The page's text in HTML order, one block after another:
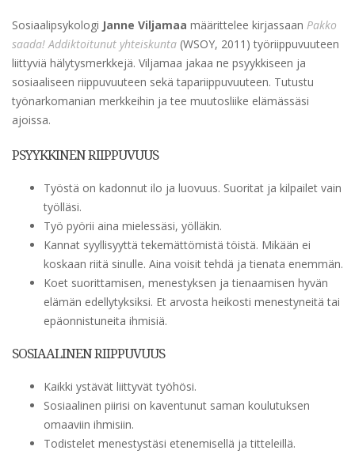
Sosiaalipsykologi Janne Viljamaa määrittelee kirjassaan Pakko
saada! Addiktoitunut yhteiskunta (WSOY, 2011) työriippuvuuteen
liittyviä hälytysmerkkejä. Viljamaa jakaa ne psyykkiseen ja
sosiaaliseen riippuvuuteen sekä tapariippuvuuteen. Tutustu
työnarkomanian merkkeihin ja tee muutosliike elämässäsi
ajoissa.
PSYYKKINEN RIIPPUVUUS
Työstä on kadonnut ilo ja luovuus. Suoritat ja kilpailet vain
työlläsi.
Työ pyörii aina mielessäsi, yölläkin.
Kannat syyllisyyttä tekemättömistä töistä. Mikään ei
koskaan riitä sinulle. Aina voisit tehdä ja tienata enemmän.
Koet suorittamisen, menestyksen ja tienaamisen hyvän
elämän edellytyksiksi. Et arvosta heikosti menestyneitä tai
epäonnistuneita ihmisiä.
SOSIAALINEN RIIPPUVUUS
Kaikki ystävät liittyvät työhösi.
Sosiaalinen piirisi on kaventunut saman koulutuksen
omaaviin ihmisiin.
Todistelet menestystäsi etenemisellä ja titteleillä.